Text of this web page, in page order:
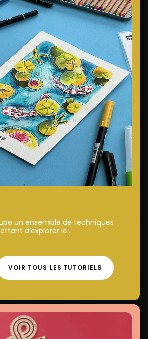
un ensemble de techniques
d’explorer le...
VOIR TOUS LES TUTORIELS